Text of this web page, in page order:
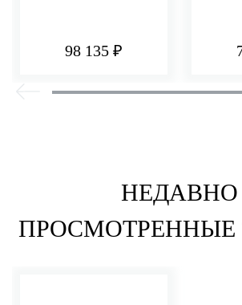
98 135 ₽
НЕДАВНО
ПРОСМОТРЕННЫЕ